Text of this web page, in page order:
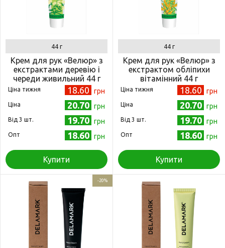
44 г
Крем для рук «Велюр» з
екстрактами деревію і
череди живильний 44 г
(4820215050616)
Ціна тижня 18.60 грн
Ціна 20.70 грн
Від 3 шт. 19.70 грн
Опт 18.60 грн
Купити
44 г
Крем для рук «Велюр» з
екстрактом обліпихи
вітамінний 44 г
(4820215050579)
Ціна тижня 18.60 грн
Ціна 20.70 грн
Від 3 шт. 19.70 грн
Опт 18.60 грн
Купити
-20%